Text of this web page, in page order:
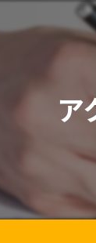
トイレのリフォー
キッチンのリフ
ア